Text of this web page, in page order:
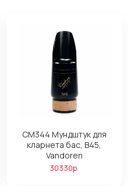
CM344 Мундштук для
кларнета бас, B45,
Vandoren
30330р.